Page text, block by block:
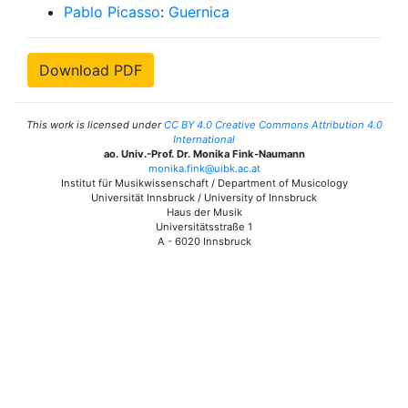
Pablo Picasso: Guernica
Download PDF
This work is licensed underCC BY 4.0 Creative Commons Attribution 4.0
International
ao. Univ.-Prof. Dr. Monika Fink-Naumann
monika.fink@uibk.ac.at
Institut für Musikwissenschaft / Department of Musicology
Universität Innsbruck / University of Innsbruck
Haus der Musik
Universitätsstraße 1
A - 6020 Innsbruck